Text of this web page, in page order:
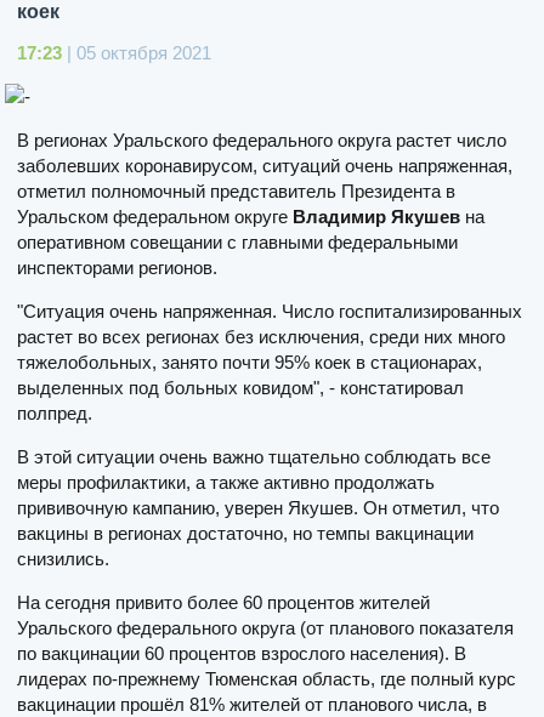
коек
17:23 | 05 октября 2021
В регионах Уральского федерального округа растет число
заболевших коронавирусом, ситуаций очень напряженная,
отметил полномочный представитель Президента в
Уральском федеральном округе Владимир Якушев на
оперативном совещании с главными федеральными
инспекторами регионов.
"Ситуация очень напряженная. Число госпитализированных
растет во всех регионах без исключения, среди них много
тяжелобольных, занято почти 95% коек в стационарах,
выделенных под больных ковидом", - констатировал
полпред.
В этой ситуации очень важно тщательно соблюдать все
меры профилактики, а также активно продолжать
прививочную кампанию, уверен Якушев. Он отметил, что
вакцины в регионах достаточно, но темпы вакцинации
снизились.
На сегодня привито более 60 процентов жителей
Уральского федерального округа (от планового показателя
по вакцинации 60 процентов взрослого населения). В
лидерах по-прежнему Тюменская область, где полный курс
вакцинации прошёл 81% жителей от планового числа, в